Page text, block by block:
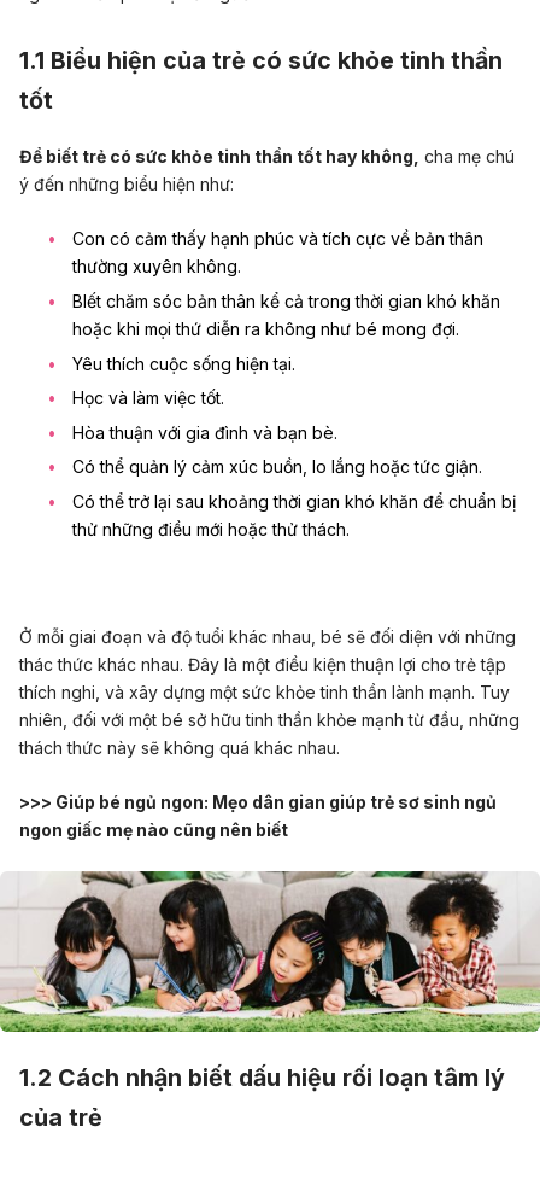
1.1 Biểu hiện của trẻ có sức khỏe tinh thần
tốt
Để biết trẻ có sức khỏe tinh thần tốt hay không, cha mẹ chú
ý đến những biểu hiện như:
Con có cảm thấy hạnh phúc và tích cực về bản thân
thường xuyên không.
BIết chăm sóc bản thân kể cả trong thời gian khó khăn
hoặc khi mọi thứ diễn ra không như bé mong đợi.
Yêu thích cuộc sống hiện tại.
Học và làm việc tốt.
Hòa thuận với gia đình và bạn bè.
Có thể quản lý cảm xúc buồn, lo lắng hoặc tức giận.
Có thể trở lại sau khoảng thời gian khó khăn để chuẩn bị
thử những điều mới hoặc thử thách.
Ở mỗi giai đoạn và độ tuổi khác nhau, bé sẽ đối diện với những
thác thức khác nhau. Đây là một điều kiện thuận lợi cho trẻ tập
thích nghi, và xây dựng một sức khỏe tinh thần lành mạnh. Tuy
nhiên, đối với một bé sở hữu tinh thần khỏe mạnh từ đầu, những
thách thức này sẽ không quá khác nhau.
>>> Giúp bé ngủ ngon: Mẹo dân gian giúp trẻ sơ sinh ngủ
ngon giấc mẹ nào cũng nên biết
1.2 Cách nhận biết dấu hiệu rối loạn tâm lý
của trẻ